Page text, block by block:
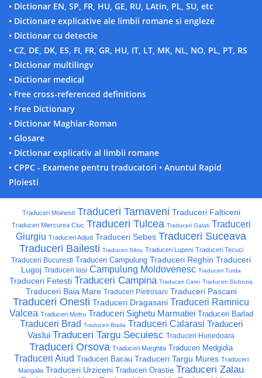
• Dictionar EN, SP, FR, HU, GE, RU, LAtin, PL, SU, etc
• Dictionare explicative ale limbii romane si engleze
• Dictionar cu detectie
• CZ, DE, DK, ES, FI, FR, GR, HU, IT, LT, MK, NL, NO, PL, PT, RS
• Dictionar multilingv
• Dictionar medical
• Free cross-referenced definitions
• Free Dictionary
• Dictionar Maghiar-Roman
• Glosare
• Dictionar explicativ al limbii romane
• CPPC - Examene pentru traducatori • Anuntul Rapid
Ploiesti
Traduceri Moinesti Traduceri Tarnaveni Traduceri Falticeni
Traduceri Miercurea Ciuc Traduceri Tulcea Traduceri Galati Traduceri
Giurgiu Traduceri Adjud Traduceri Sebes Traduceri Suceava
Traduceri Bailesti Traduceri Sibiu Traduceri Lupeni Traduceri Tecuci
Traduceri Bucuresti Traduceri Campulung Traduceri Reghin Traduceri
Lugoj Traduceri Iasi Campulung Moldovenesc Traduceri Turda
Traduceri Fetesti Traduceri Campina Traduceri Carei Traduceri Slobozia
Traduceri Baia Mare Traduceri Pietrosani Traduceri Pascani
Traduceri Onesti Traduceri Dragasani Traduceri Ramnicu
Valcea Traduceri Motru Traduceri Sighetu Marmatiei Traduceri Barlad
Traduceri Brad Traduceri Braila Traduceri Calarasi Traduceri
Vaslui Traduceri Targu Secuiesc Traduceri Hunedoara
Traduceri Orsova Traduceri Marghita Traduceri Medgidia
Traduceri Aiud Traduceri Bacau Traduceri Targu Mures Traduceri
Mangalia Traduceri Urziceni Traduceri Orastie Traduceri Zalau